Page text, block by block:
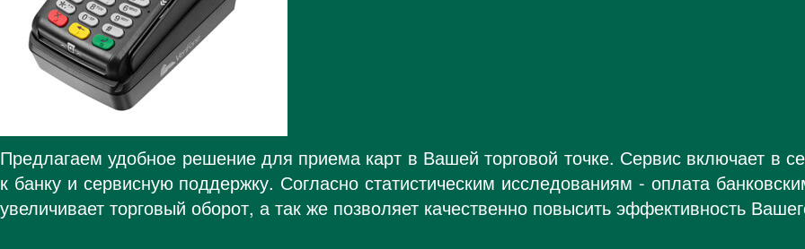
Предлагаем удобное решение для приема карт в Вашей торговой точке. Сервис включает в
к банку и сервисную поддержку. Согласно статистическим исследованиям - оплата
увеличивает торговый оборот, а так же позволяет качественно повысить эффективность